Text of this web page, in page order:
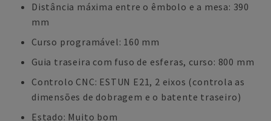
Distância máxima entre o êmbolo e a mesa: 390
mm
Curso programável: 160 mm
Guia traseira com fuso de esferas, curso: 800 mm
Controlo CNC: ESTUN E21, 2 eixos (controla as
dimensões de dobragem e o batente traseiro)
Estado: Muito bom